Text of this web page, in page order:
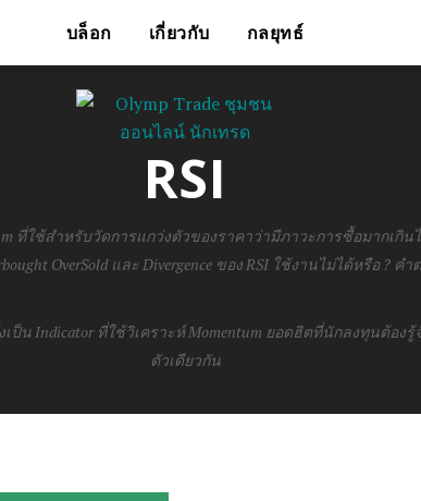
บล็อก เกี่ยวกับ กลยุทธ์
RSI
ที่ใช้สำหรับวัดการแกว่งตัวของราคาว่ามีภาวะการซื้อมากเกิน
OverSold และ Divergence ของ RSI ใช้งานไม่ได้หรือ ? ค
เป็น Indicator ที่ใช้วิเคราะห์ Momentum ยอดฮิตที่นักลงทุนต้อง
ตัวเดียวกัน